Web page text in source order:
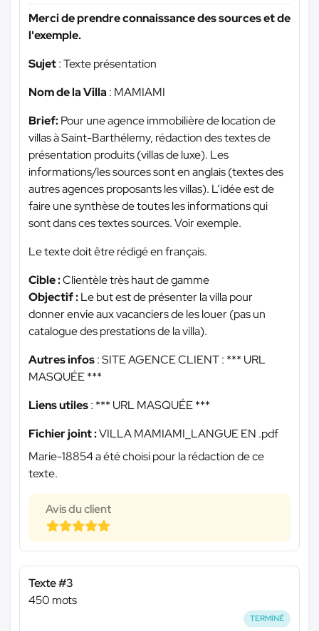
Merci de prendre connaissance des sources et de
l'exemple.
Sujet: Texte présentation
Nom de la Villa : MAMIAMI
Brief:Pour une agence immobilière de location de
villas à Saint-Barthélemy, rédaction des textes de
présentation produits (villas de luxe). Les
informations/les sources sont en anglais (textes des
autres agences proposants les villas). L’idée est de
faire une synthèse de toutes les informations qui
sont dans ces textes sources. Voir exemple.
Le texte doit être rédigé en français.
Cible :Clientèle très haut de gamme
Objectif :Le but est de présenter la villa pour
donner envie aux vacanciers de les louer (pas un
catalogue des prestations de la villa).
Autres infos: SITE AGENCE CLIENT : *** URL
MASQUÉE ***
Liens utiles: *** URL MASQUÉE ***
Fichier joint :VILLA MAMIAMI_LANGUE EN .pdf
Marie-18854 a été choisi pour la rédaction de ce
texte.
Avis du client
Texte #3
450 mots
TERMINÉ